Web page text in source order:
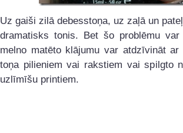
Uz gaiši zilā debesstoņa, uz zaļā un
dramatisks tonis. Bet šo problēmu var
melno matēto klājumu var atdzīvināt
toņa pilieniem vai rakstiem vai spilgto
uzlīmīšu printiem.